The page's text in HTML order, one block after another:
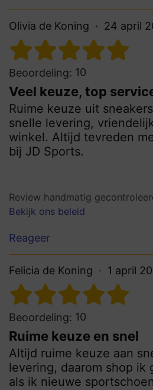
Olivia de Koning 24 april
Beoordeling: 10
Veel keuze, top
Ruime keuze uit
snelle levering,
winkel. Altijd tevreden
bij JD Sports.
Review handmatig
Bekijk ons beleid
Reageer
Felicia de Koning 1 april
Beoordeling: 10
Ruime keuze en snel
Altijd ruime keuze aan
levering, daarom shop ik
als ik nieuwe